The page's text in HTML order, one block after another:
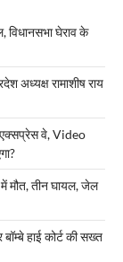
विधानसभा घेराव के
अध्यक्ष रामाशीष राय
वे, Video
मौत, तीन घायल, जेल
हाई कोर्ट की सख्त